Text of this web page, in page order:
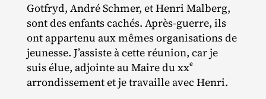
Gotfryd, André Schmer, et Henri Malberg,
sont des enfants cachés. Après‐​guerre, ils
ont appartenu aux mêmes organisations de
jeunesse. J’assiste à cette réunion, car je
suis élue, adjointe au Maire du xxe
arrondissement et je travaille avec Henri.